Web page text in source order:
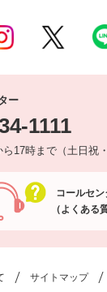
ー
1111
17時まで（土日祝
コールセン
（よくある
サイトマップ